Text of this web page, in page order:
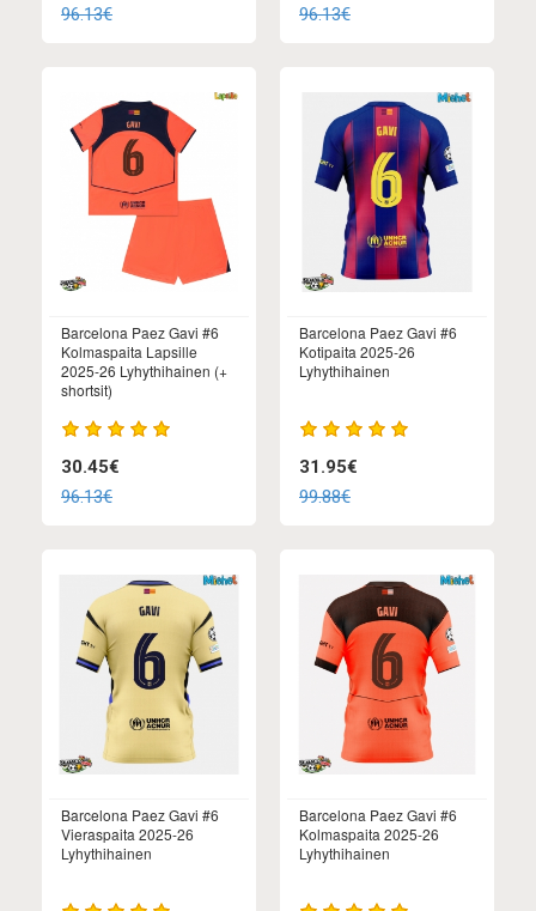
96.13€ 96.13€
Barcelona Paez Gavi #6
Kolmaspaita Lapsille
2025-26 Lyhythihainen (+
shortsit)
30.45€
96.13€
Barcelona Paez Gavi #6
Kotipaita 2025-26
Lyhythihainen
31.95€
99.88€
Barcelona Paez Gavi #6
Vieraspaita 2025-26
Lyhythihainen
Barcelona Paez Gavi #6
Kolmaspaita 2025-26
Lyhythihainen